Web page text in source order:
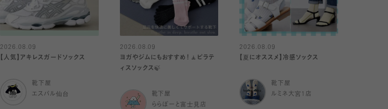
2026.08.09
【人気】アキレスガードソックス
靴下屋
エスパル仙台
2026.08.09
ヨガやジムにもおすすめ！🧘ピラテ
ィスソックス🍃
靴下屋
ららぽーと富士見店
2026.08.09
【夏にオススメ】冷感ソックス
靴下屋
ルミネ大宮1店